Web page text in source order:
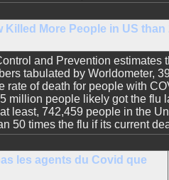
More People in US than
and Prevention estimates
tabulated by Worldometer,
rate of death for people with
million people likely got the flu
least, 742,459 people in the
50 times the flu if its current
les agents du Covid que